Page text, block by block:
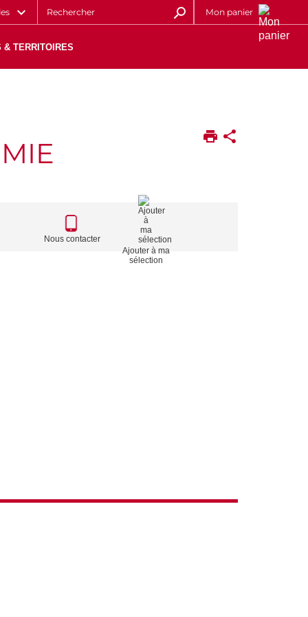
Mon panier
& TERRITOIRES
CALL
TO
ACTIONS
Nous contacter
Ajouter à ma
sélection